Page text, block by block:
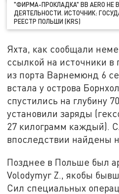
"ФИРМА-ПРОКЛАДКА" BB AERO НЕ
ДЕЯТЕЛЬНОСТИ. ИСТОЧНИК:
РЕЕСТР ПОЛЬШИ (KRS)
Яхта, как сообщали
ссылкой на источники в
из порта Варнемюнд 6
встала у острова
спустились на глубину
установили заряды
27 килограмм каждый).
впоследствии найдены
Позднее в Польше был
Volodymyr Z., якобы
Сил специальных